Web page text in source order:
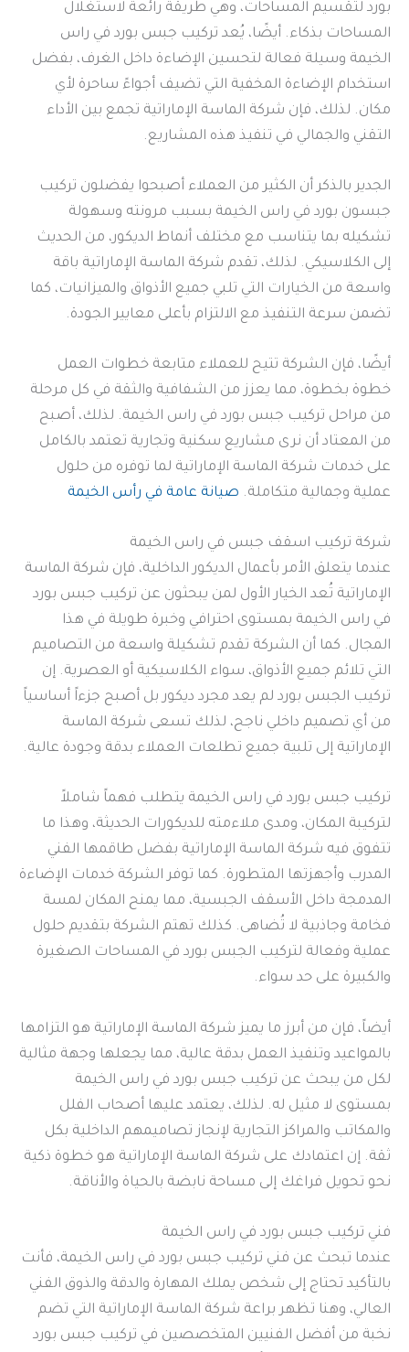
بورد لتقسيم المساحات، وهي طريقة رائعة لاستغلال
المساحات بذكاء. أيضًا، يُعد تركيب جبس بورد في راس
الخيمة وسيلة فعالة لتحسين الإضاءة داخل الغرف، بفضل
استخدام الإضاءة المخفية التي تضيف أجواءً ساحرة لأي
مكان. لذلك، فإن شركة الماسة الإماراتية تجمع بين الأداء
التقني والجمالي في تنفيذ هذه المشاريع.
الجدير بالذكر أن الكثير من العملاء أصبحوا يفضلون تركيب
جبسون بورد في راس الخيمة بسبب مرونته وسهولة
تشكيله بما يتناسب مع مختلف أنماط الديكور، من الحديث
إلى الكلاسيكي. لذلك، تقدم شركة الماسة الإماراتية باقة
واسعة من الخيارات التي تلبي جميع الأذواق والميزانيات، كما
تضمن سرعة التنفيذ مع الالتزام بأعلى معايير الجودة.
أيضًا، فإن الشركة تتيح للعملاء متابعة خطوات العمل
خطوة بخطوة، مما يعزز من الشفافية والثقة في كل مرحلة
من مراحل تركيب جبس بورد في راس الخيمة. لذلك، أصبح
من المعتاد أن نرى مشاريع سكنية وتجارية تعتمد بالكامل
على خدمات شركة الماسة الإماراتية لما توفره من حلول
عملية وجمالية متكاملة. صيانة عامة في رأس الخيمة
شركة تركيب اسقف جبس في راس الخيمة
عندما يتعلق الأمر بأعمال الديكور الداخلية، فإن شركة الماسة
الإماراتية تُعد الخيار الأول لمن يبحثون عن تركيب جبس بورد
في راس الخيمة بمستوى احترافي وخبرة طويلة في هذا
المجال. كما أن الشركة تقدم تشكيلة واسعة من التصاميم
التي تلائم جميع الأذواق، سواء الكلاسيكية أو العصرية. إن
تركيب الجبس بورد لم يعد مجرد ديكور بل أصبح جزءاً أساسياً
من أي تصميم داخلي ناجح، لذلك تسعى شركة الماسة
الإماراتية إلى تلبية جميع تطلعات العملاء بدقة وجودة عالية.
تركيب جبس بورد في راس الخيمة يتطلب فهماً شاملاً
لتركيبة المكان، ومدى ملاءمته للديكورات الحديثة، وهذا ما
تتفوق فيه شركة الماسة الإماراتية بفضل طاقمها الفني
المدرب وأجهزتها المتطورة. كما توفر الشركة خدمات الإضاءة
المدمجة داخل الأسقف الجبسية، مما يمنح المكان لمسة
فخامة وجاذبية لا تُضاهى. كذلك تهتم الشركة بتقديم حلول
عملية وفعالة لتركيب الجبس بورد في المساحات الصغيرة
والكبيرة على حد سواء.
أيضاً، فإن من أبرز ما يميز شركة الماسة الإماراتية هو التزامها
بالمواعيد وتنفيذ العمل بدقة عالية، مما يجعلها وجهة مثالية
لكل من يبحث عن تركيب جبس بورد في راس الخيمة
بمستوى لا مثيل له. لذلك، يعتمد عليها أصحاب الفلل
والمكاتب والمراكز التجارية لإنجاز تصاميمهم الداخلية بكل
ثقة. إن اعتمادك على شركة الماسة الإماراتية هو خطوة ذكية
نحو تحويل فراغك إلى مساحة نابضة بالحياة والأناقة.
فني تركيب جبس بورد في راس الخيمة
عندما تبحث عن فني تركيب جبس بورد في راس الخيمة، فأنت
بالتأكيد تحتاج إلى شخص يملك المهارة والدقة والذوق الفني
العالي، وهنا تظهر براعة شركة الماسة الإماراتية التي تضم
نخبة من أفضل الفنيين المتخصصين في تركيب جبس بورد